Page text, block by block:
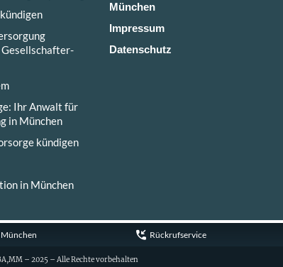
Ihr Anwalt für
in München
kündigen
in München
München
Impressum
Datenschutz
Rückrufservice
– 2025 – Alle Rechte vorbehalten